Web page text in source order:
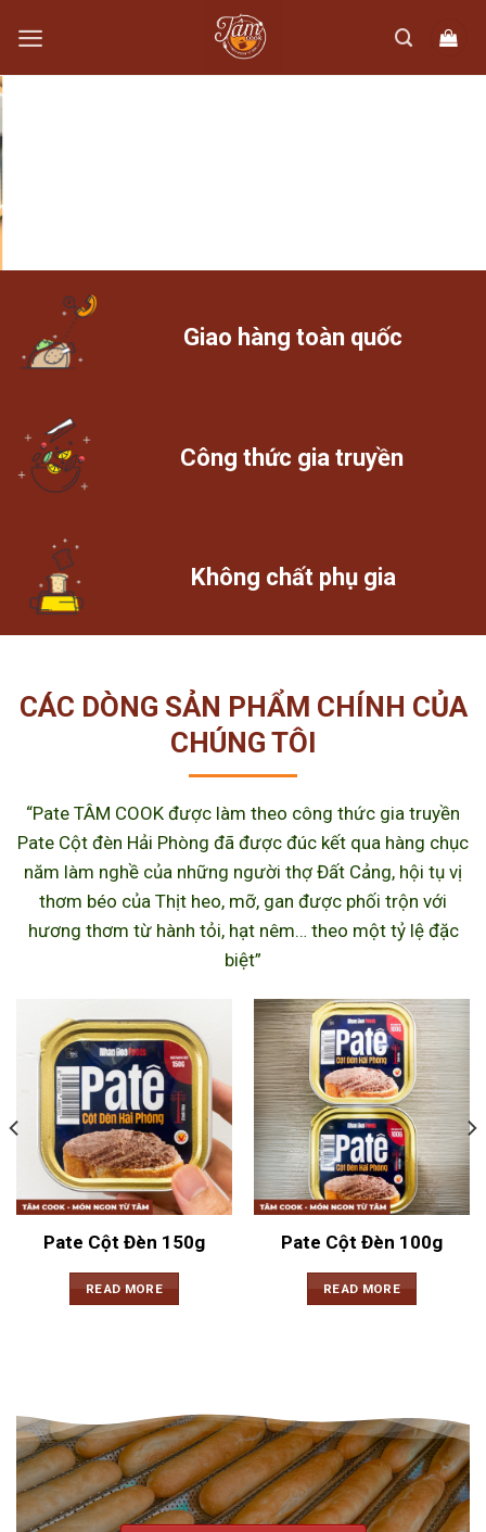
content
Giao hàng toàn quốc
Công thức gia truyền
Không chất phụ gia
CÁC DÒNG SẢN PHẨM CHÍNH CỦA
CHÚNG TÔI
“Pate TÂM COOK được làm theo công thức gia truyền
Pate Cột đèn Hải Phòng đã được đúc kết qua hàng chục
năm làm nghề của những người thợ Đất Cảng, hội tụ vị
thơm béo của Thịt heo, mỡ, gan được phối trộn với
hương thơm từ hành tỏi, hạt nêm… theo một tỷ lệ đặc
biệt”
Pate Cột Đèn 150g
READ MORE
Pate Cột Đèn 100g
READ MORE